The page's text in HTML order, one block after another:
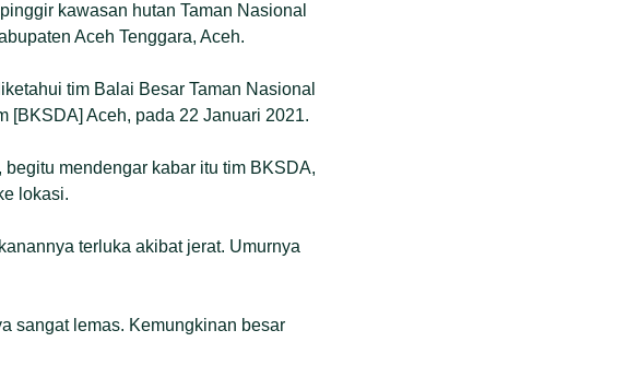
kawasan hutan Taman Nasional
Aceh Tenggara, Aceh.
tim Balai Besar Taman Nasional
[BKSDA] Aceh, pada 22 Januari 2021.
mendengar kabar itu tim BKSDA,
lokasi.
terluka akibat jerat. Umurnya
sangat lemas. Kemungkinan besar